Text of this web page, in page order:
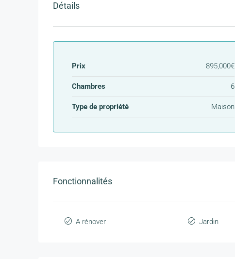
Détails
Prix 895,000€
Chambres 6
Type de propriété Maison
Fonctionnalités
A rénover Jardin